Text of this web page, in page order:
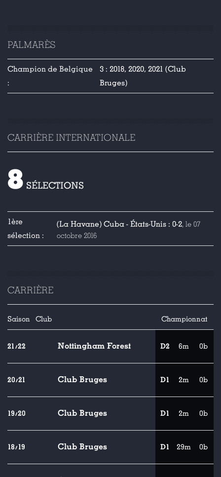
PALMARÈS
Champion de Belgique
:
3 : 2018, 2020, 2021 (Club
Bruges)
CARRIÈRE INTERNATIONALE
8 SÉLECTIONS
1ère
sélection :
(La Havane) Cuba - États-Unis : 0-2, le 07
octobre 2016
CARRIÈRE
Saison Club Championnat
21/22 Nottingham Forest D2 6m 0b
20/21 Club Bruges D1 2m 0b
19/20 Club Bruges D1 2m 0b
18/19 Club Bruges D1 29m 0b